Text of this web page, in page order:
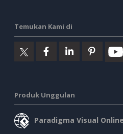
Temukan Kami di
Produk Unggulan
Paradigma Visual Online